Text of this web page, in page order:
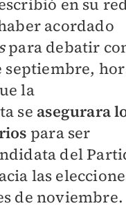
en su
acordado
para debatir
septiembre,
la
se asegurara
para ser
del
las
de noviembre.